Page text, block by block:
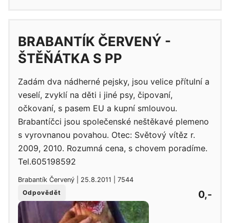
BRABANTÍK ČERVENÝ -
ŠTĚŇÁTKA S PP
Zadám dva nádherné pejsky, jsou velice přítulní a
veselí, zvyklí na děti i jiné psy, čipovaní,
očkovaní, s pasem EU a kupní smlouvou.
Brabantíčci jsou společenské neštěkavé plemeno
s vyrovnanou povahou. Otec: Světový vítěz r.
2009, 2010. Rozumná cena, s chovem poradíme.
Tel.605198592
Brabantík Červený | 25.8.2011 | 7544
Odpovědět
0,-